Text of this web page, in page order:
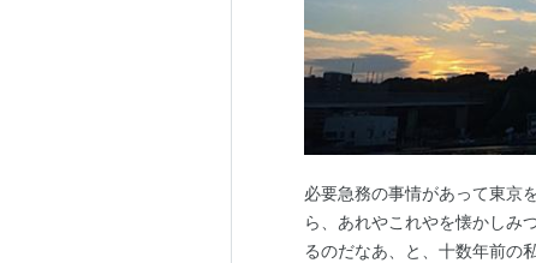
必要急務の事情があって東京
ら、あれやこれやを懐かしみ
るのだなあ、と、十数年前の